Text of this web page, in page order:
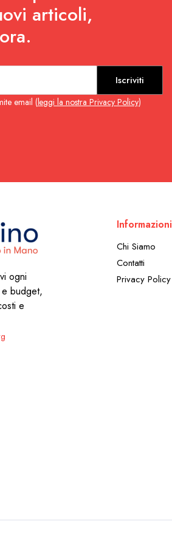
articoli,
Iscriviti
email (leggi la nostra Privacy Policy)
ogni
budget,
e
Informazioni
Chi Siamo
Contatti
Privacy Policy